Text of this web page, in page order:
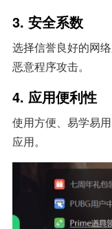
3. 安全系数
选择信誉良好的网
恶意程序攻击。
4. 应用便利性
使用方便、易学易
应用。